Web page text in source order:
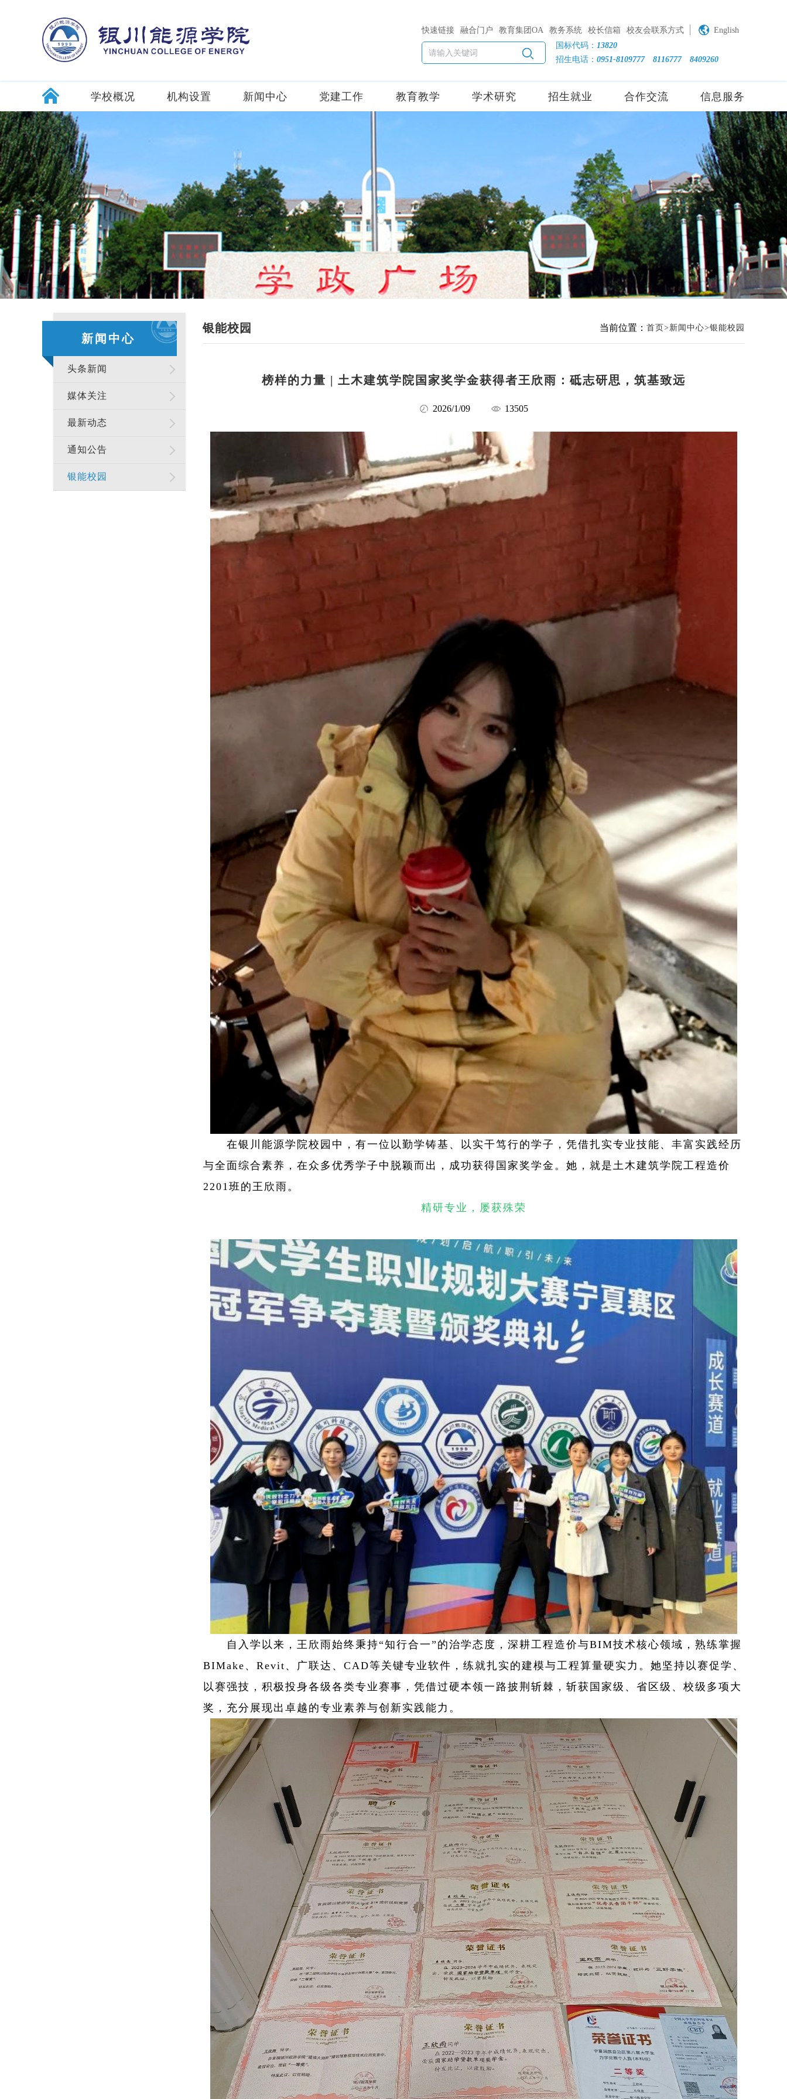
快速链接 融合门户 教育集团OA 教务系统 校长信箱 校友会联系方式
English
国标代码： 13820
招生电话： 0951-8109777 8116777 8409260
学校概况 机构设置 新闻中心 党建工作 教育教学 学术研究 招生就业 合作交流 信息服务
新闻中心
头条新闻
媒体关注
最新动态
通知公告
银能校园
银能校园 当前位置： 首页 新闻中心 银能校园
榜样的力量 | 土木建筑学院国家奖学金获得者王欣雨：砥志研思，筑基致远
2026/1/09 13505
在银川能源学院校园中，有一位以勤学铸基、以实干笃行的学子，凭借扎实专业技能、丰富实践经历
与全面综合素养，在众多优秀学子中脱颖而出，成功获得国家奖学金。她，就是土木建筑学院工程造价
2201班的王欣雨。
精研专业，屡获殊荣
自入学以来，王欣雨始终秉持“知行合一”的治学态度，深耕工程造价与BIM技术核心领域，熟练掌握
BIMake、Revit、广联达、CAD等关键专业软件，练就扎实的建模与工程算量硬实力。她坚持以赛促学、
以赛强技，积极投身各级各类专业赛事，凭借过硬本领一路披荆斩棘，斩获国家级、省区级、校级多项大
奖，充分展现出卓越的专业素养与创新实践能力。